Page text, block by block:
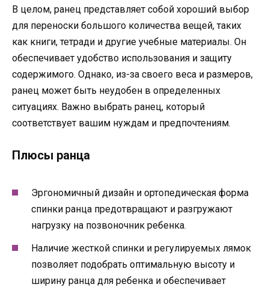
В целом, ранец представляет собой хороший выбор
для переноски большого количества вещей, таких
как книги, тетради и другие учебные материалы. Он
обеспечивает удобство использования и защиту
содержимого. Однако, из-за своего веса и размеров,
ранец может быть неудобен в определенных
ситуациях. Важно выбрать ранец, который
соответствует вашим нуждам и предпочтениям.
Плюсы ранца
Эргономичный дизайн и ортопедическая форма
спинки ранца предотвращают и разгружают
нагрузку на позвоночник ребенка.
Наличие жесткой спинки и регулируемых лямок
позволяет подобрать оптимальную высоту и
ширину ранца для ребенка и обеспечивает